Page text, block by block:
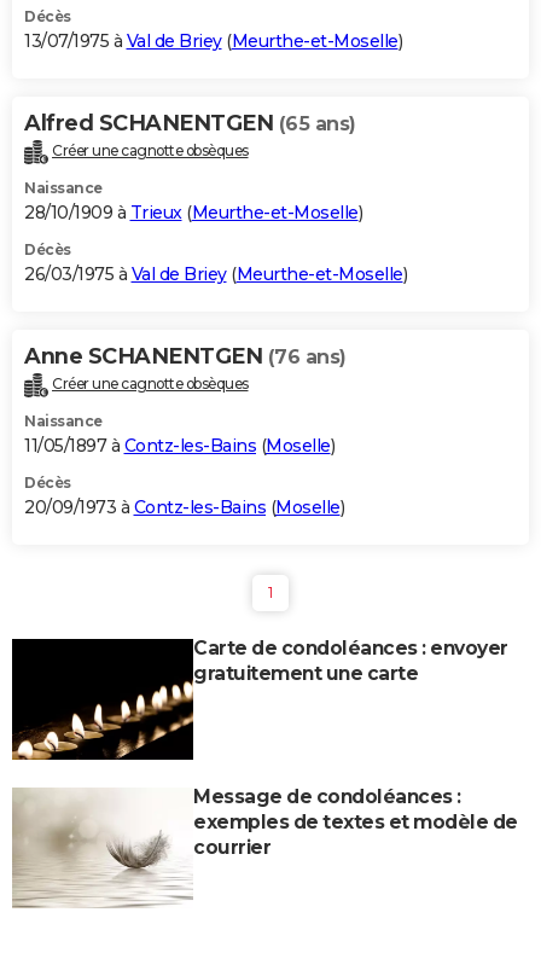
Décès
13/07/1975 à Val de Briey(Meurthe-et-Moselle)
Alfred SCHANENTGEN (65 ans)
Créer une cagnotte obsèques
Naissance
28/10/1909 à Trieux(Meurthe-et-Moselle)
Décès
26/03/1975 à Val de Briey(Meurthe-et-Moselle)
Anne SCHANENTGEN (76 ans)
Créer une cagnotte obsèques
Naissance
11/05/1897 à Contz-les-Bains (Moselle)
Décès
20/09/1973 à Contz-les-Bains (Moselle)
1
Carte de condoléances : envoyer
gratuitement une carte
Message de condoléances :
exemples de textes et modèle de
courrier